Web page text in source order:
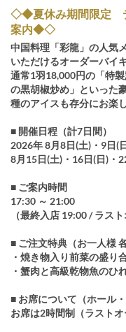
◇◆夏休み期間限定
案内◆◇ (8/
中国料理「彩龍」の人気
いただけるオーダーバイ
通常1羽18,000円の「特
の黒胡椒炒め」といった
種のアイスも存分にお楽
■ 開催日程（計7日間）
2026年 8月8日(土)・9日(
8月15日(土)・16日(日)・
■ ご案内時間
17:30 ～ 21:00
（最終入店 19:00 / ラス
■ ご注文特典（お一人様
・焼き物入り前菜の盛り
・蟹肉と高級乾物魚のひ
■ お席について（ホール・
お席は2時間制（ラスト